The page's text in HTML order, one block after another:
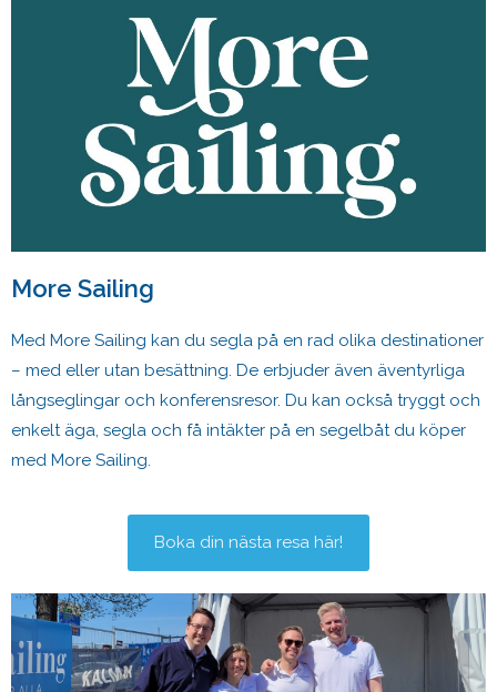
More Sailing
Med More Sailing kan du segla på en rad olika destinationer
– med eller utan besättning. De erbjuder även äventyrliga
långseglingar och konferensresor. Du kan också tryggt och
enkelt äga, segla och få intäkter på en segelbåt du köper
med More Sailing.
Boka din nästa resa här!